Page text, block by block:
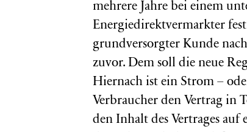
mehrere Jahre bei einem
Energiedirektvermarkter
grundversorgter Kunde
zuvor. Dem soll die neue
Hiernach ist ein Strom –
Verbraucher den Vertrag in
den Inhalt des Vertrages